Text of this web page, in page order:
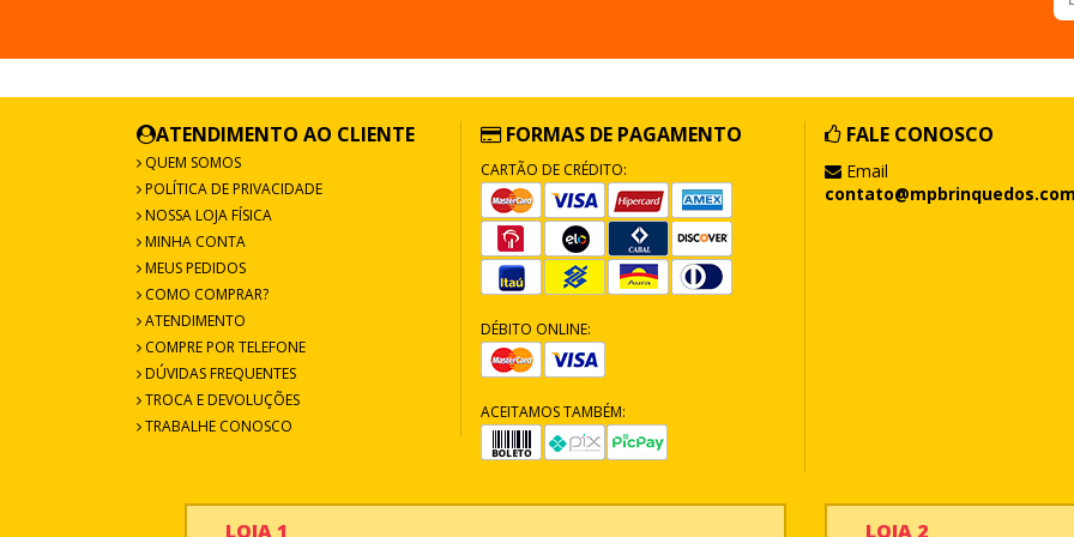
ATENDIMENTO AO CLIENTE
QUEM SOMOS
POLÍTICA DE PRIVACIDADE
NOSSA LOJA FÍSICA
MINHA CONTA
MEUS PEDIDOS
COMO COMPRAR?
ATENDIMENTO
COMPRE POR TELEFONE
DÚVIDAS FREQUENTES
TROCA E DEVOLUÇÕES
TRABALHE CONOSCO
FORMAS DE PAGAMENTO
CARTÃO DE CRÉDITO:
DÉBITO ONLINE:
ACEITAMOS TAMBÉM:
FALE CONOSCO
Email
LOJA 1 LOJA 2